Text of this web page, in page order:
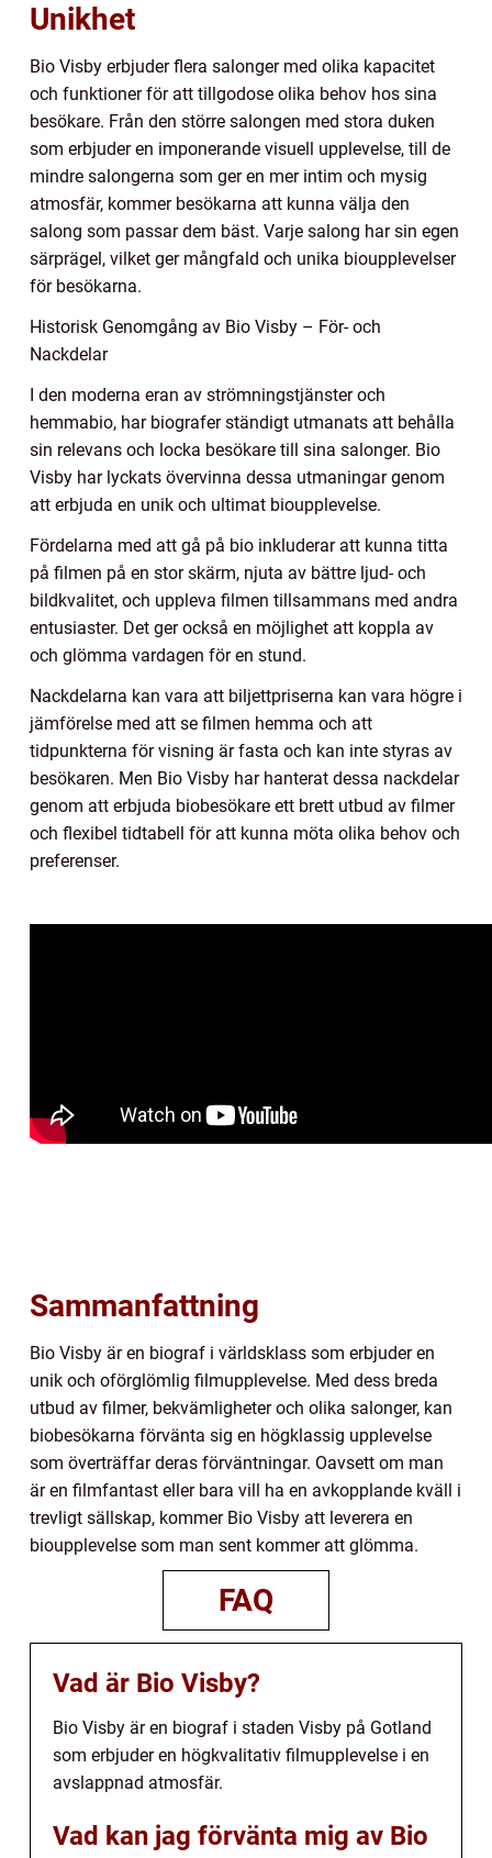
Unikhet
Bio Visby erbjuder flera salonger med olika kapacitet
och funktioner för att tillgodose olika behov hos sina
besökare. Från den större salongen med stora duken
som erbjuder en imponerande visuell upplevelse, till de
mindre salongerna som ger en mer intim och mysig
atmosfär, kommer besökarna att kunna välja den
salong som passar dem bäst. Varje salong har sin egen
särprägel, vilket ger mångfald och unika bioupplevelser
för besökarna.
Historisk Genomgång av Bio Visby – För- och
Nackdelar
I den moderna eran av strömningstjänster och
hemmabio, har biografer ständigt utmanats att behålla
sin relevans och locka besökare till sina salonger. Bio
Visby har lyckats övervinna dessa utmaningar genom
att erbjuda en unik och ultimat bioupplevelse.
Fördelarna med att gå på bio inkluderar att kunna titta
på filmen på en stor skärm, njuta av bättre ljud- och
bildkvalitet, och uppleva filmen tillsammans med andra
entusiaster. Det ger också en möjlighet att koppla av
och glömma vardagen för en stund.
Nackdelarna kan vara att biljettpriserna kan vara högre i
jämförelse med att se filmen hemma och att
tidpunkterna för visning är fasta och kan inte styras av
besökaren. Men Bio Visby har hanterat dessa nackdelar
genom att erbjuda biobesökare ett brett utbud av filmer
och flexibel tidtabell för att kunna möta olika behov och
preferenser.
Sammanfattning
Bio Visby är en biograf i världsklass som erbjuder en
unik och oförglömlig filmupplevelse. Med dess breda
utbud av filmer, bekvämligheter och olika salonger, kan
biobesökarna förvänta sig en högklassig upplevelse
som överträffar deras förväntningar. Oavsett om man
är en filmfantast eller bara vill ha en avkopplande kväll i
trevligt sällskap, kommer Bio Visby att leverera en
bioupplevelse som man sent kommer att glömma.
FAQ
Vad är Bio Visby?
Bio Visby är en biograf i staden Visby på Gotland
som erbjuder en högkvalitativ filmupplevelse i en
avslappnad atmosfär.
Vad kan jag förvänta mig av Bio